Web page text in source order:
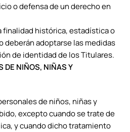
o defensa de un derecho en
finalidad histórica, estadística o
deberán adoptarse las medidas
de identidad de los Titulares.
DE NIÑOS, NIÑAS Y
de niños, niñas y
excepto cuando se trate de
y cuando dicho tratamiento